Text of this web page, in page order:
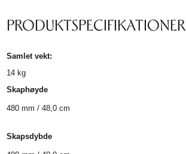
PRODUKTSPECIFIKATIONER
Samlet vekt:
14 kg
Skaphøyde
480 mm / 48,0 cm
Skapsdybde